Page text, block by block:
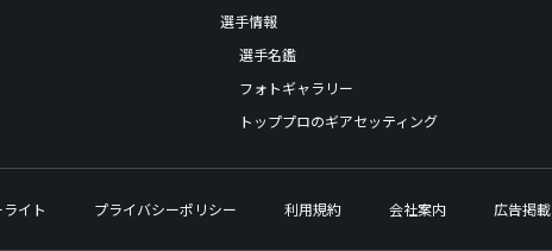
選手情報
選手名鑑
フォトギャラリー
トッププロのギアセッティング
イト プライバシーポリシー 利用規約 会社案内 広告掲載